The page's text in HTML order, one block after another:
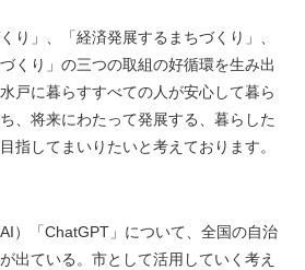
り」、「経済発展するまちづくり」、
くり」の三つの取組の好循環を生み出
戸に暮らすすべての人が安心して暮ら
、将来にわたって発展する、暮らした
指してまいりたいと考えております。
）「ChatGPT」について、全国の自治
出ている。市として活用していく考え